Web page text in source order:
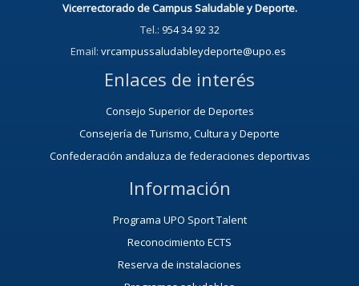
Vicerrectorado de Campus Saludable y Deporte.
Tel.: 954 34 92 32
Email: vrcampussaludableydeporte@upo.es
Enlaces de interés
Consejo Superior de Deportes
Consejería de Turismo, Cultura y Deporte
Confederación andaluza de federaciones deportivas
Información
Programa UPO Sport Talent
Reconocimiento ECTS
Reserva de instalaciones